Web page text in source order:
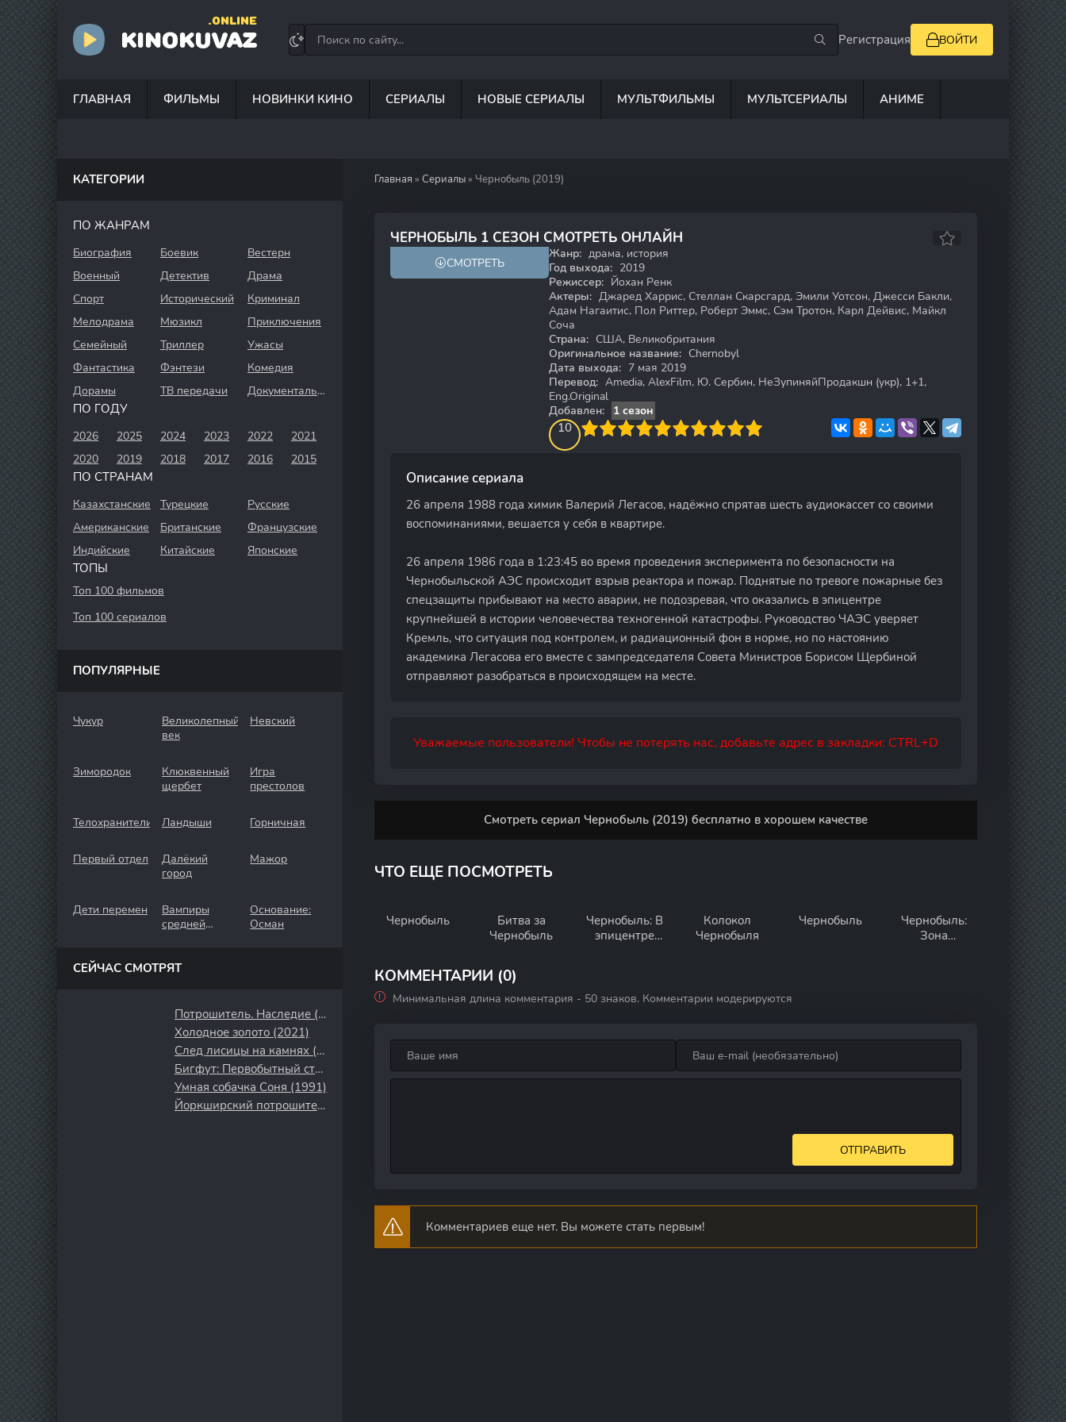
KINOKUVAZ
.ONLINE
Регистрация ВОЙТИ
ГЛАВНАЯ ФИЛЬМЫ НОВИНКИ КИНО СЕРИАЛЫ НОВЫЕ СЕРИАЛЫ МУЛЬТФИЛЬМЫ МУЛЬТСЕРИАЛЫ АНИМЕ
Главная » Сериалы » Чернобыль (2019)
ЧЕРНОБЫЛЬ 1 СЕЗОН СМОТРЕТЬ ОНЛАЙН
8.7 9.3
СМОТРЕТЬ
Жанр: драма, история
Год выхода: 2019
Режиссер: Йохан Ренк
Актеры: Джаред Харрис, Стеллан Скарсгард, Эмили Уотсон, Джесси Бакли,
Адам Нагаитис, Пол Риттер, Роберт Эммс, Сэм Тротон, Карл Дейвис, Майкл
Соча
Страна: США, Великобритания
Оригинальное название: Chernobyl
Дата выхода: 7 мая 2019
Перевод: Amedia, AlexFilm, Ю. Сербин, НеЗупиняйПродакшн (укр), 1+1,
Eng.Original
Добавлен:
1 сезон
10
4 5 6 7 8 9 10
Описание сериала
26 апреля 1988 года химик Валерий Легасов, надёжно спрятав шесть аудиокассет со своими
воспоминаниями, вешается у себя в квартире.
26 апреля 1986 года в 1:23:45 во время проведения эксперимента по безопасности на
Чернобыльской АЭС происходит взрыв реактора и пожар. Поднятые по тревоге пожарные без
спецзащиты прибывают на место аварии, не подозревая, что оказались в эпицентре
крупнейшей в истории человечества техногенной катастрофы. Руководство ЧАЭС уверяет
Кремль, что ситуация под контролем, и радиационный фон в норме, но по настоянию
академика Легасова его вместе с зампредседателя Совета Министров Борисом Щербиной
отправляют разобраться в происходящем на месте.
Уважаемые пользователи! Чтобы не потерять нас, добавьте адрес в закладки: CTRL+D
Смотреть сериал Чернобыль (2019) бесплатно в хорошем качестве
ЧТО ЕЩЕ ПОСМОТРЕТЬ
Чернобыль
Битва за
Чернобыль
Чернобыль: В
эпицентре
Колокол
Чернобыля
Чернобыль
Чернобыль:
Зона
КОММЕНТАРИИ (0)
Минимальная длина комментария - 50 знаков. Комментарии модерируются
ОТПРАВИТЬ
Комментариев еще нет. Вы можете стать первым!
КАТЕГОРИИ
ПО ЖАНРАМ
Биография Боевик
Вестерн
Военный
Детектив
Драма
Спорт
Исторический
Криминал
Мелодрама
Мюзикл
Приключения
Семейный
Триллер
Ужасы
Фантастика
Фэнтези
Комедия
Дорамы
ТВ передачи Документальный
ПО ГОДУ
2026 2025 2024 2023 2022
2021
2020
2019 2018 2017 2016 2015
ПО СТРАНАМ
Казахстанские Турецкие
Русские
Американские
Британские
Французские
Индийские
Китайские Японские
ТОПЫ
Топ 100 фильмов
Топ 100 сериалов
ПОПУЛЯРНЫЕ
Чукур
Великолепный
век
Невский
Зимородок
Клюквенный
щербет
Игра
престолов
Телохранители Ландыши Горничная
Первый отдел
Далёкий
город
Мажор
Дети перемен
Вампиры
средней
Основание:
Осман
СЕЙЧАС СМОТРЯТ
Потрошитель. Наследие (2024)
Холодное золото (2021)
След лисицы на камнях (2019)
Бигфут: Первобытный страх (2026)
Умная собачка Соня (1991)
Йоркширский потрошитель (2020)